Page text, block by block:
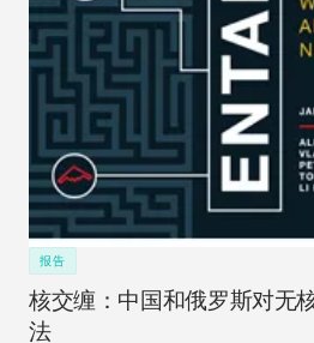
报告
核交缠：中国和俄罗斯对无
法